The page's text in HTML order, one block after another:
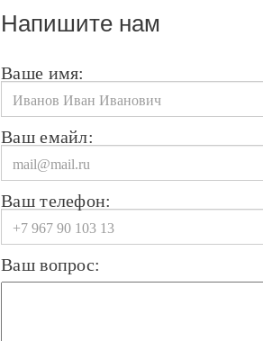
Напишите нам
Ваше имя:
Ваш емайл:
Ваш телефон:
Ваш вопрос: